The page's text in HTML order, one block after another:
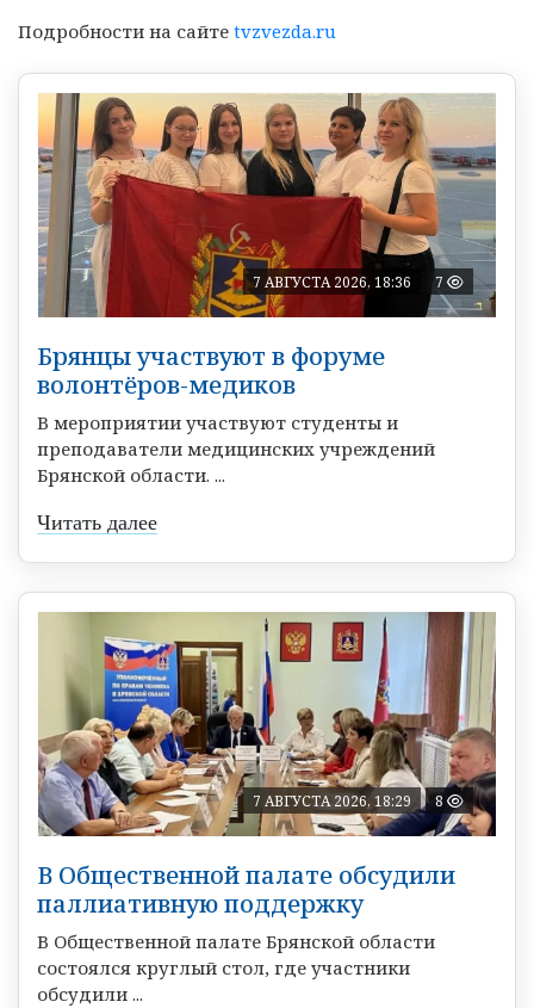
Подробности на сайте tvzvezda.ru
7 АВГУСТА 2026, 18:36 7
Брянцы участвуют в форуме
волонтёров-медиков
В мероприятии участвуют студенты и
преподаватели медицинских учреждений
Брянской области. ...
Читать далее
7 АВГУСТА 2026, 18:29 8
В Общественной палате обсудили
паллиативную поддержку
В Общественной палате Брянской области
состоялся круглый стол, где участники
обсудили ...